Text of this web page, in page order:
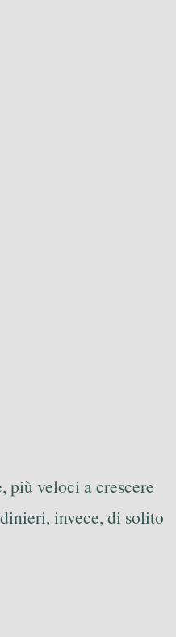
più veloci a crescere
invece, di solito